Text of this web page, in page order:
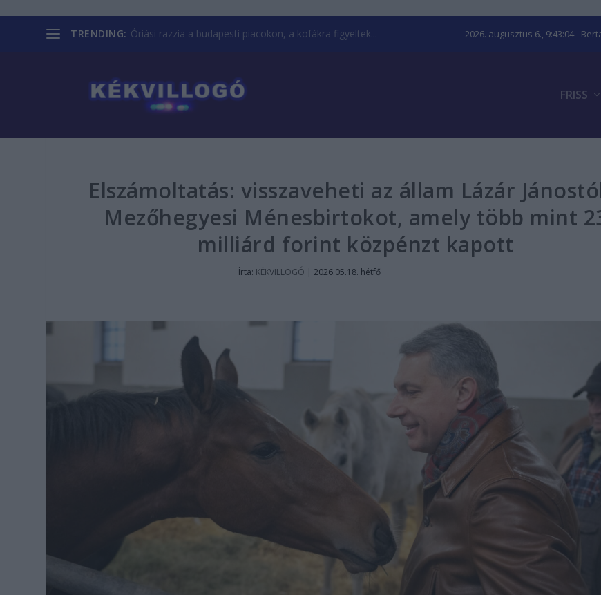
TRENDING: Óriási razzia a budapesti piacokon, a kofákra figyeltek... 2026. augusztus 6., 9:43:05-
FRISS
Elszámoltatás: visszaveheti az állam Lázár
Mezőhegyesi Ménesbirtokot, amely több mint
milliárd forint közpénzt kapott
Írta: KÉKVILLOGÓ |2026.05.18. hétfő